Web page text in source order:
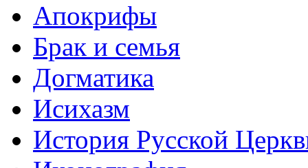
Апокрифы
Брак и семья
Догматика
Исихазм
История Русской